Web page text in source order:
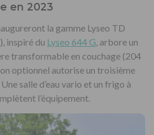
en 2023
la gamme Lyseo TD
inspiré du Lyseo 644 G, arbore un
transformable en couchage (204
optionnel autorise un troisième
salle d’eau vario et un frigo à
l’équipement.